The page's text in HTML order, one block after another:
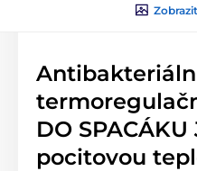
DO
pocitovou